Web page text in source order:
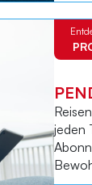
jeden